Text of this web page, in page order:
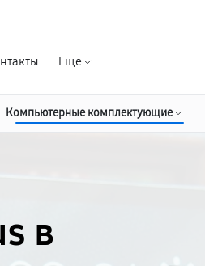
Ещё
Компьютерные комплектующие
в